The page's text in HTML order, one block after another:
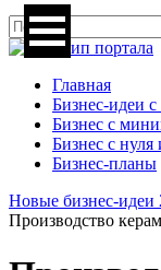
Главная
Бизнес-идеи
Бизнес с
Бизнес с
Бизнес-планы
Новые бизнес-идеи
Производство